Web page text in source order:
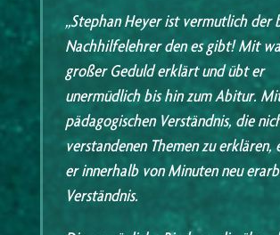
„Stephan Heyer ist vermutlich der
Nachhilfelehrer den es gibt! Mit
großer Geduld erklärt und übt er
unermüdlich bis hin zum Abitur.
pädagogischen Verständnis, die
verstandenen Themen zu erklären,
er innerhalb von Minuten neu
Verständnis.